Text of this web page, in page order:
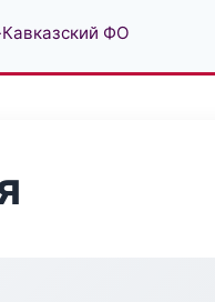
ФО